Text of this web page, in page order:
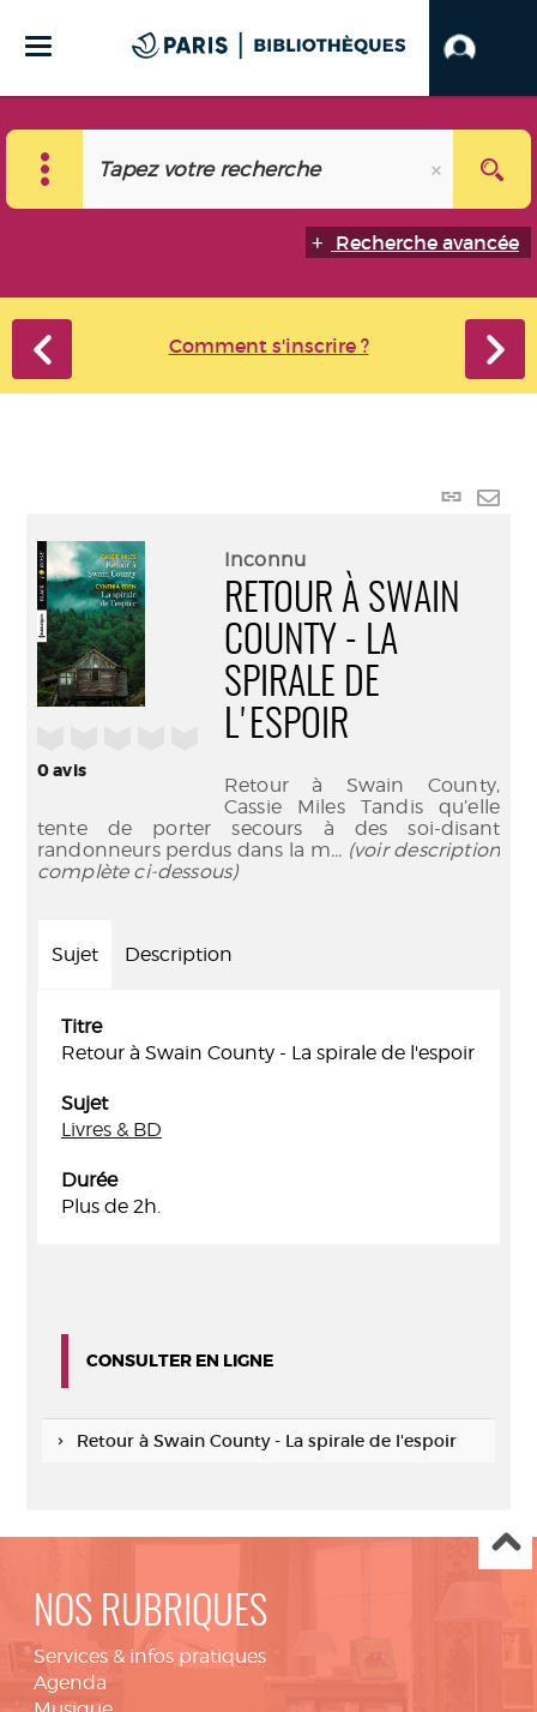
Recherche avancée
Comment s'inscrire ?
Lien
0avis
Inconnu
RETOUR À SWAIN
COUNTY - LA
SPIRALE DE
L'ESPOIR
Retour à Swain County,
Cassie Miles Tandis qu’elle
tente de porter secours à des soi-disant
randonneurs perdus dans la m... (voir description
complète ci-dessous)
Sujet Description
Titre
Retour à Swain County - La spirale de l'espoir
Sujet
Livres & BD
Durée
Plus de 2h.
CONSULTER EN LIGNE
Retour à Swain County - La spirale de l'espoir
NOS RUBRIQUES
Services & infos pratiques
Agenda